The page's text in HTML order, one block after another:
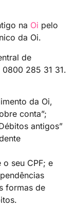
na Oi pelo
da Oi.
de
285 31 31.
da Oi,
conta”;
antigos”
seu CPF; e
formas de